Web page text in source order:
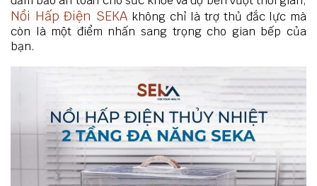
Nồi Hấp Điện SEKA không chỉ là trợ thủ đắc lực mà
còn là một điểm nhấn sang trọng cho gian bếp của
bạn.